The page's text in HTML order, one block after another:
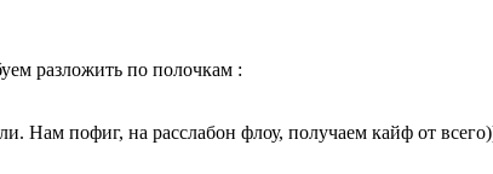
разложить по полочкам :
Нам пофиг, на расслабон флоу, получаем кайф от